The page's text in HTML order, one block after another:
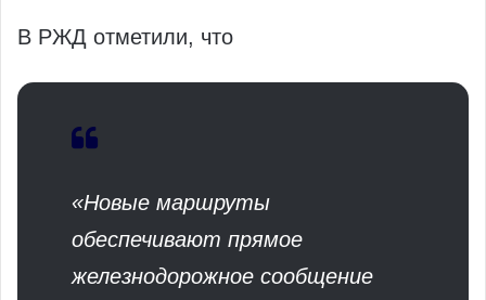
В РЖД отметили, что
«Новые маршруты
обеспечивают прямое
железнодорожное сообщение